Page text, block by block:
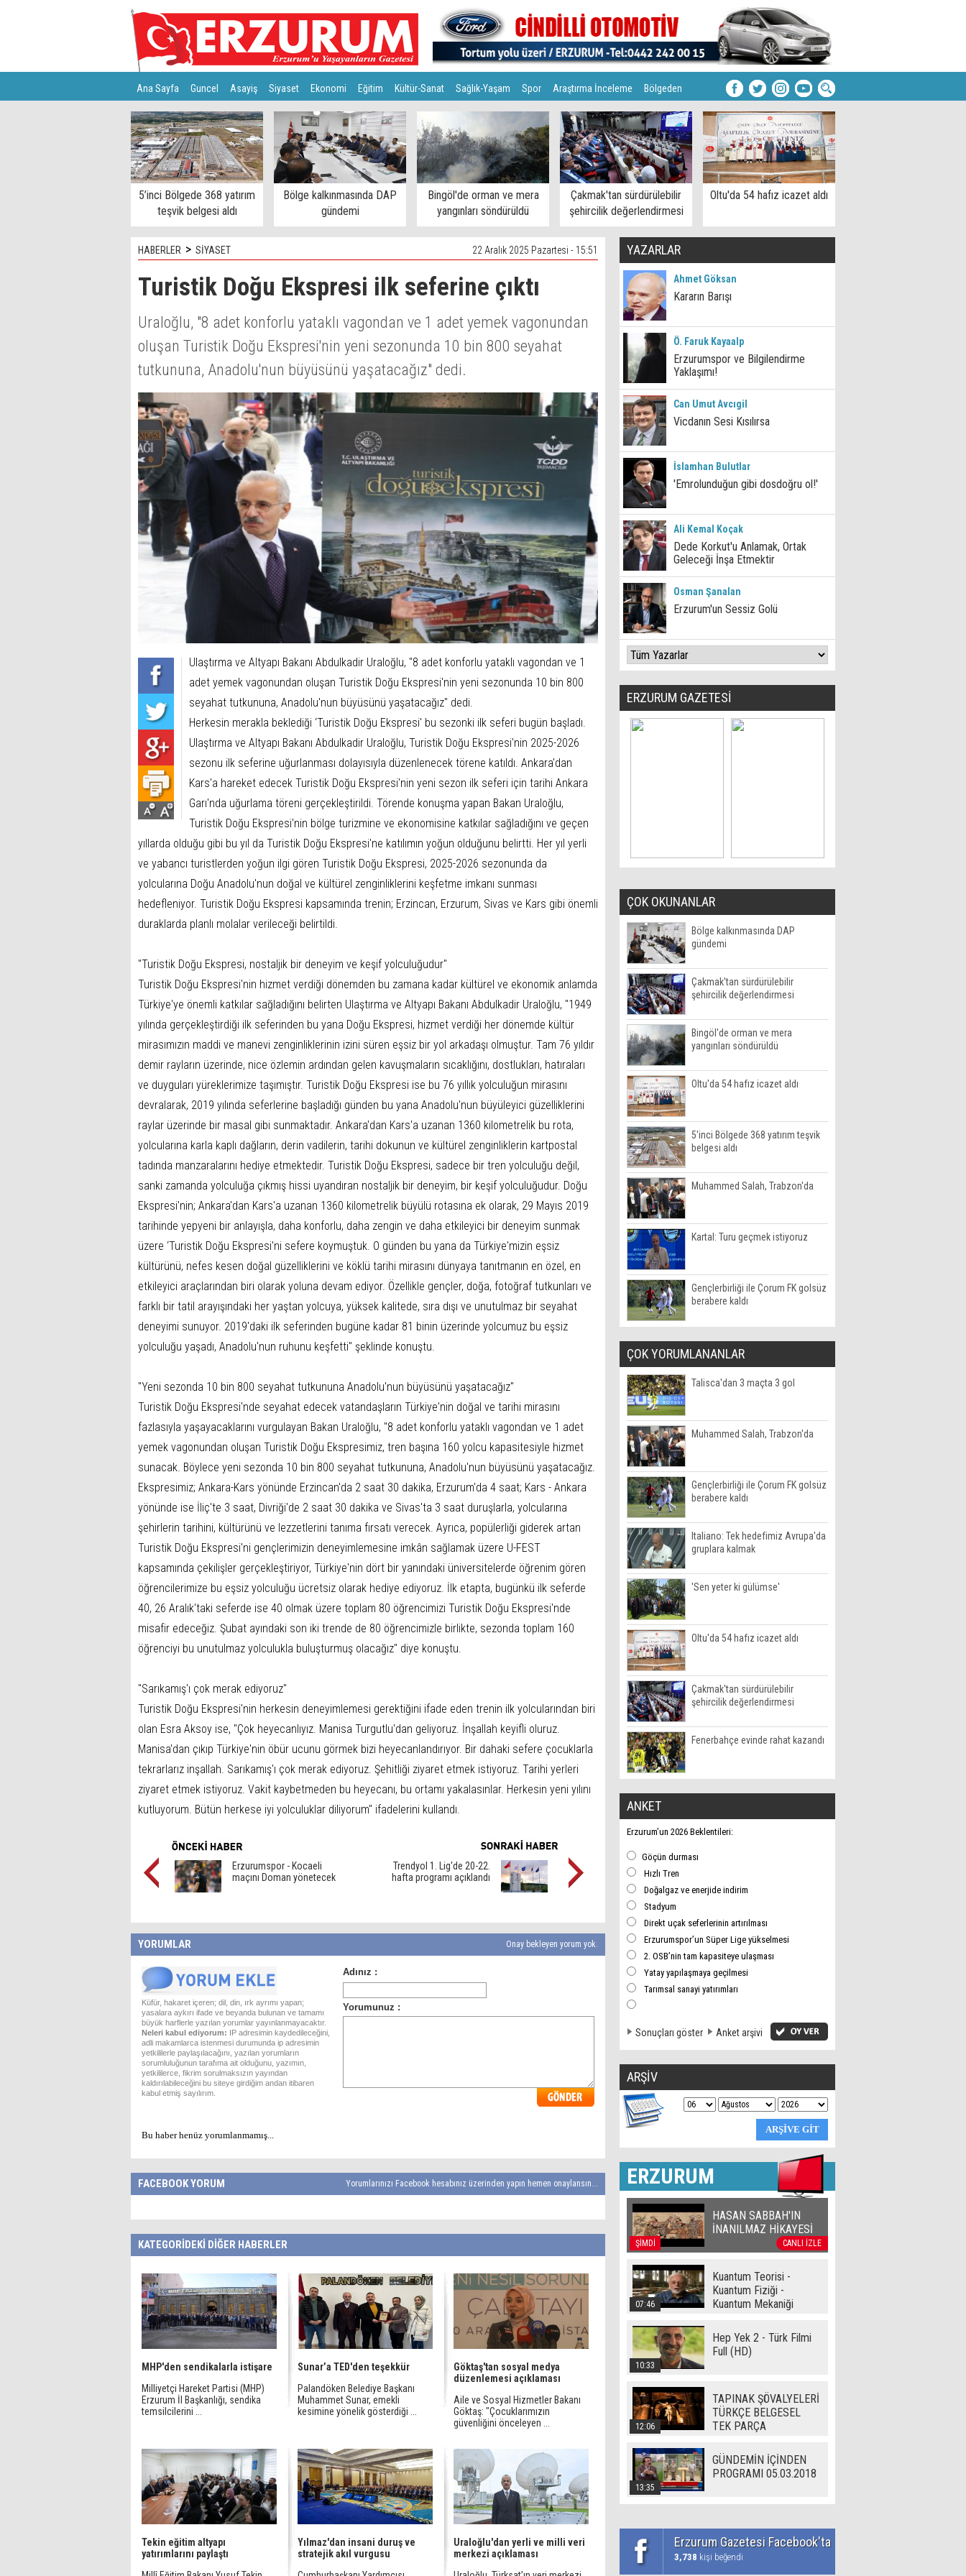
Ana Sayfa Guncel Asayiş Siyaset Ekonomi Eğitim Kültür-Sanat Sağlık-Yaşam Spor Araştırma İnceleme Bölgeden
Türkiye Teknoloji
5’inci Bölgede 368 yatırım
teşvik belgesi aldı
Bölge kalkınmasında DAP
gündemi
Bingöl'de orman ve mera
yangınları söndürüldü
Çakmak'tan sürdürülebilir
şehircilik değerlendirmesi
Oltu'da 54 hafız icazet aldı
HABERLER > SİYASET 22 Aralık 2025 Pazartesi - 15:51
Turistik Doğu Ekspresi ilk seferine çıktı
Uraloğlu, "8 adet konforlu yataklı vagondan ve 1 adet yemek vagonundan
oluşan Turistik Doğu Ekspresi'nin yeni sezonunda 10 bin 800 seyahat
tutkununa, Anadolu'nun büyüsünü yaşatacağız" dedi.
Ulaştırma ve Altyapı Bakanı Abdulkadir Uraloğlu, "8 adet konforlu yataklı vagondan ve 1
adet yemek vagonundan oluşan Turistik Doğu Ekspresi'nin yeni sezonunda 10 bin 800
seyahat tutkununa, Anadolu'nun büyüsünü yaşatacağız" dedi.
Herkesin merakla beklediği ‘Turistik Doğu Ekspresi' bu sezonki ilk seferi bugün başladı.
Ulaştırma ve Altyapı Bakanı Abdulkadir Uraloğlu, Turistik Doğu Ekspresi'nin 2025-2026
sezonu ilk seferine uğurlanması dolayısıyla düzenlenecek törene katıldı. Ankara'dan
Kars'a hareket edecek Turistik Doğu Ekspresi'nin yeni sezon ilk seferi için tarihi Ankara
Garı'nda uğurlama töreni gerçekleştirildi. Törende konuşma yapan Bakan Uraloğlu,
Turistik Doğu Ekspresi'nin bölge turizmine ve ekonomisine katkılar sağladığını ve geçen
yıllarda olduğu gibi bu yıl da Turistik Doğu Ekspresi'ne katılımın yoğun olduğunu belirtti. Her yıl yerli
ve yabancı turistlerden yoğun ilgi gören Turistik Doğu Ekspresi, 2025-2026 sezonunda da
yolcularına Doğu Anadolu'nun doğal ve kültürel zenginliklerini keşfetme imkanı sunması
hedefleniyor. Turistik Doğu Ekspresi kapsamında trenin; Erzincan, Erzurum, Sivas ve Kars gibi önemli
duraklarda planlı molalar verileceği belirtildi.
"Turistik Doğu Ekspresi, nostaljik bir deneyim ve keşif yolculuğudur"
Turistik Doğu Ekspresi'nin hizmet verdiği dönemden bu zamana kadar kültürel ve ekonomik anlamda
Türkiye'ye önemli katkılar sağladığını belirten Ulaştırma ve Altyapı Bakanı Abdulkadir Uraloğlu, "1949
yılında gerçekleştirdiği ilk seferinden bu yana Doğu Ekspresi, hizmet verdiği her dönemde kültür
mirasımızın maddi ve manevi zenginliklerinin izini süren eşsiz bir yol arkadaşı olmuştur. Tam 76 yıldır
demir rayların üzerinde, nice özlemin ardından gelen kavuşmaların sıcaklığını, dostlukları, hatıraları
ve duyguları yüreklerimize taşımıştır. Turistik Doğu Ekspresi ise bu 76 yıllık yolculuğun mirasını
devralarak, 2019 yılında seferlerine başladığı günden bu yana Anadolu'nun büyüleyici güzelliklerini
raylar üzerinde bir masal gibi sunmaktadır. Ankara'dan Kars'a uzanan 1360 kilometrelik bu rota,
yolcularına karla kaplı dağların, derin vadilerin, tarihi dokunun ve kültürel zenginliklerin kartpostal
tadında manzaralarını hediye etmektedir. Turistik Doğu Ekspresi, sadece bir tren yolculuğu değil,
sanki zamanda yolculuğa çıkmış hissi uyandıran nostaljik bir deneyim, bir keşif yolculuğudur. Doğu
Ekspresi'nin; Ankara'dan Kars'a uzanan 1360 kilometrelik büyülü rotasına ek olarak, 29 Mayıs 2019
tarihinde yepyeni bir anlayışla, daha konforlu, daha zengin ve daha etkileyici bir deneyim sunmak
üzere ‘Turistik Doğu Ekspresi'ni sefere koymuştuk. O günden bu yana da Türkiye'mizin eşsiz
kültürünü, nefes kesen doğal güzelliklerini ve köklü tarihi mirasını dünyaya tanıtmanın en özel, en
etkileyici araçlarından biri olarak yoluna devam ediyor. Özellikle gençler, doğa, fotoğraf tutkunları ve
farklı bir tatil arayışındaki her yaştan yolcuya, yüksek kalitede, sıra dışı ve unutulmaz bir seyahat
deneyimi sunuyor. 2019'daki ilk seferinden bugüne kadar 81 binin üzerinde yolcumuz bu eşsiz
yolculuğu yaşadı, Anadolu'nun ruhunu keşfetti" şeklinde konuştu.
"Yeni sezonda 10 bin 800 seyahat tutkununa Anadolu'nun büyüsünü yaşatacağız"
Turistik Doğu Ekspresi'nde seyahat edecek vatandaşların Türkiye'nin doğal ve tarihi mirasını
fazlasıyla yaşayacaklarını vurgulayan Bakan Uraloğlu, "8 adet konforlu yataklı vagondan ve 1 adet
yemek vagonundan oluşan Turistik Doğu Ekspresimiz, tren başına 160 yolcu kapasitesiyle hizmet
sunacak. Böylece yeni sezonda 10 bin 800 seyahat tutkununa, Anadolu'nun büyüsünü yaşatacağız.
Ekspresimiz; Ankara-Kars yönünde Erzincan'da 2 saat 30 dakika, Erzurum'da 4 saat; Kars - Ankara
yönünde ise İliç'te 3 saat, Divriği'de 2 saat 30 dakika ve Sivas'ta 3 saat duruşlarla, yolcularına
şehirlerin tarihini, kültürünü ve lezzetlerini tanıma fırsatı verecek. Ayrıca, popülerliği giderek artan
Turistik Doğu Ekspresi'ni gençlerimizin deneyimlemesine imkân sağlamak üzere U-FEST
kapsamında çekilişler gerçekleştiriyor, Türkiye'nin dört bir yanındaki üniversitelerde öğrenim gören
öğrencilerimize bu eşsiz yolculuğu ücretsiz olarak hediye ediyoruz. İlk etapta, bugünkü ilk seferde
40, 26 Aralık'taki seferde ise 40 olmak üzere toplam 80 öğrencimizi Turistik Doğu Ekspresi'nde
misafir edeceğiz. Şubat ayındaki son iki trende de 80 öğrencimizle birlikte, sezonda toplam 160
öğrenciyi bu unutulmaz yolculukla buluşturmuş olacağız" diye konuştu.
"Sarıkamış'ı çok merak ediyoruz"
Turistik Doğu Ekspresi'nin herkesin deneyimlemesi gerektiğini ifade eden trenin ilk yolcularından biri
olan Esra Aksoy ise, "Çok heyecanlıyız. Manisa Turgutlu'dan geliyoruz. İnşallah keyifli oluruz.
Manisa'dan çıkıp Türkiye'nin öbür ucunu görmek bizi heyecanlandırıyor. Bir dahaki sefere çocuklarla
tekrarlarız inşallah. Sarıkamış'ı çok merak ediyoruz. Şehitliği ziyaret etmek istiyoruz. Tarihi yerleri
ziyaret etmek istiyoruz. Vakit kaybetmeden bu heyecanı, bu ortamı yakalasınlar. Herkesin yeni yılını
kutluyorum. Bütün herkese iyi yolculuklar diliyorum" ifadelerini kullandı.
Erzurumspor - Kocaeli
maçını Doman yönetecek
Trendyol 1. Lig'de 20-22.
hafta programı açıklandı
YORUMLAR Onay bekleyen yorum yok.
Küfür, hakaret içeren; dil, din, ırk ayrımı yapan;
yasalara aykırı ifade ve beyanda bulunan ve tamamı
büyük harflerle yazılan yorumlar yayınlanmayacaktır.
Neleri kabul ediyorum: IP adresimin kaydedileceğini,
adli makamlarca istenmesi durumunda ip adresimin
yetkililerle paylaşılacağını, yazılan yorumların
sorumluluğunun tarafıma ait olduğunu, yazımın,
yetkililerce, fikrim sorulmaksızın yayından
kaldırılabileceğini bu siteye girdiğim andan itibaren
kabul etmiş sayılırım.
Bu haber henüz yorumlanmamış...
FACEBOOK YORUM Yorumlarınızı Facebook hesabınız üzerinden yapın hemen onaylansın...
KATEGORİDEKİ DİĞER HABERLER
MHP'den sendikalarla istişare
Milliyetçi Hareket Partisi (MHP)
Erzurum İl Başkanlığı, sendika
temsilcilerini ...
Sunar’a TED'den teşekkür
Palandöken Belediye Başkanı
Muhammet Sunar, emekli
kesimine yönelik gösterdiği ...
Göktaş'tan sosyal medya
düzenlemesi açıklaması
Aile ve Sosyal Hizmetler Bakanı
Göktaş: "Çocuklarımızın
güvenliğini önceleyen ...
Tekin eğitim altyapı
yatırımlarını paylaştı
Yılmaz'dan insani duruş ve
stratejik akıl vurgusu
Uraloğlu'dan yerli ve milli veri
merkezi açıklaması
YAZARLAR
Ahmet Göksan
Kararın Barışı
Ö. Faruk Kayaalp
Erzurumspor ve Bilgilendirme
Yaklaşımı!
Can Umut Avcıgil
Vicdanın Sesi Kısılırsa
İslamhan Bulutlar
'Emrolunduğun gibi dosdoğru ol!'
Ali Kemal Koçak
Dede Korkut'u Anlamak, Ortak
Geleceği İnşa Etmektir
Osman Şanalan
Erzurum'un Sessiz Golü
ERZURUM GAZETESİ
ÇOK OKUNANLAR
Bölge kalkınmasında DAP
gündemi
Çakmak'tan sürdürülebilir
şehircilik değerlendirmesi
Bingöl'de orman ve mera
yangınları söndürüldü
Oltu'da 54 hafız icazet aldı
5'inci Bölgede 368 yatırım teşvik
belgesi aldı
Muhammed Salah, Trabzon'da
Kartal: Turu geçmek istiyoruz
Gençlerbirliği ile Çorum FK golsüz
berabere kaldı
ÇOK YORUMLANANLAR
Talisca'dan 3 maçta 3 gol
Muhammed Salah, Trabzon'da
Gençlerbirliği ile Çorum FK golsüz
berabere kaldı
Italiano: Tek hedefimiz Avrupa'da
gruplara kalmak
'Sen yeter ki gülümse'
Oltu'da 54 hafız icazet aldı
Çakmak'tan sürdürülebilir
şehircilik değerlendirmesi
Fenerbahçe evinde rahat kazandı
ANKET
Erzurum’un 2026 Beklentileri:
Göçün durması
Hızlı Tren
Doğalgaz ve enerjide indirim
Stadyum
Direkt uçak seferlerinin artırılması
Erzurumspor’un Süper Lige yükselmesi
2. OSB’nin tam kapasiteye ulaşması
Yatay yapılaşmaya geçilmesi
Tarımsal sanayi yatırımları
Sonuçları göster Anket arşivi
ARŞİV
ERZURUM
ŞİMDİ CANLI İZLE
HASAN SABBAH'IN
İNANILMAZ HİKAYESİ
07:46
Kuantum Teorisi -
Kuantum Fiziği -
Kuantum Mekaniği
10:33
Hep Yek 2 - Türk Filmi
Full (HD)
12:06
TAPINAK ŞÖVALYELERİ
TÜRKÇE BELGESEL
TEK PARÇA
13:35
GÜNDEMİN İÇİNDEN
PROGRAMI 05.03.2018
Erzurum Gazetesi Facebook'ta
3,738 kişi beğendi